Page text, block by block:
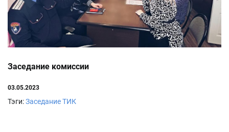
Заседание комиссии
03.05.2023
Тэги:Заседание ТИК